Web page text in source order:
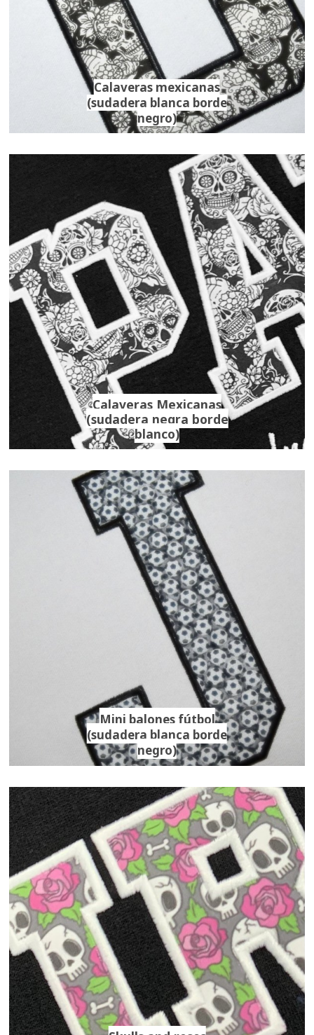
Calaveras mexicanas
(sudadera blanca borde
negro)
Calaveras Mexicanas
(sudadera negra borde
blanco)
Mini balones fútbol
(sudadera blanca borde
negro)